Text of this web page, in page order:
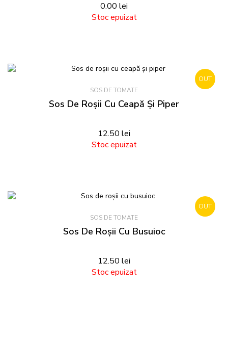
0.00 lei
Stoc epuizat
OUT
SOS DE TOMATE
Sos De Roșii Cu Ceapă Și Piper
12.50 lei
Stoc epuizat
OUT
SOS DE TOMATE
Sos De Roșii Cu Busuioc
12.50 lei
Stoc epuizat